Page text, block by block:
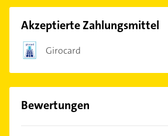
Akzeptierte Zahlungsmittel
Girocard
Bewertungen